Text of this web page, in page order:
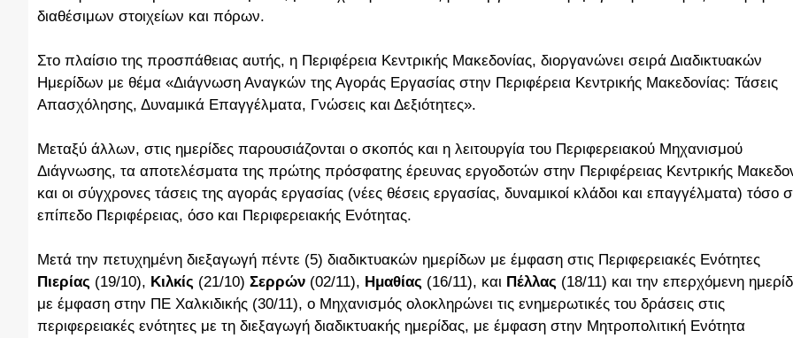
διαθέσιμων στοιχείων και πόρων.
Στο πλαίσιο της προσπάθειας αυτής, η Περιφέρεια Κεντρικής Μακεδονίας, διοργανώνει σειρά Διαδικτυακών
Ημερίδων με θέμα «Διάγνωση Αναγκών της Αγοράς Εργασίας στην Περιφέρεια Κεντρικής Μακεδονίας: Τάσεις
Απασχόλησης, Δυναμικά Επαγγέλματα, Γνώσεις και Δεξιότητες».
Μεταξύ άλλων, στις ημερίδες παρουσιάζονται ο σκοπός και η λειτουργία του Περιφερειακού Μηχανισμού
Διάγνωσης, τα αποτελέσματα της πρώτης πρόσφατης έρευνας εργοδοτών στην Περιφέρειας Κεντρικής
και οι σύγχρονες τάσεις της αγοράς εργασίας (νέες θέσεις εργασίας, δυναμικοί κλάδοι και επαγγέλματα) τόσο
επίπεδο Περιφέρειας, όσο και Περιφερειακής Ενότητας.
Μετά την πετυχημένη διεξαγωγή πέντε (5) διαδικτυακών ημερίδων με έμφαση στις Περιφερειακές Ενότητες
Πιερίας (19/10), Κιλκίς (21/10) Σερρών (02/11), Ημαθίας (16/11), και Πέλλας (18/11) και την επερχόμενη
με έμφαση στην ΠΕ Χαλκιδικής (30/11), ο Μηχανισμός ολοκληρώνει τις ενημερωτικές του δράσεις στις
περιφερειακές ενότητες με τη διεξαγωγή διαδικτυακής ημερίδας, με έμφαση στην Μητροπολιτική Ενότητα